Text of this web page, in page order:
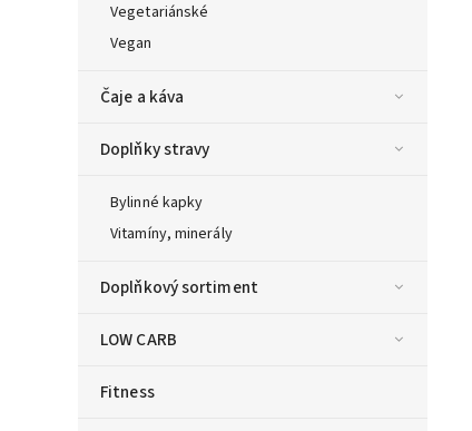
Vegetariánské
Vegan
Čaje a káva
Doplňky stravy
Bylinné kapky
Vitamíny, minerály
Doplňkový sortiment
LOW CARB
Fitness